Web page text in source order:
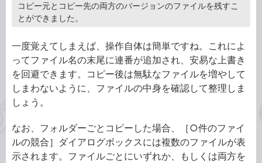
コピー元とコピー先の両方のバージョンのファイルを残すこ
とができました。
一度覚えてしまえば、操作自体は簡単ですね。これによ
ってファイル名の末尾に連番が追加され、安易な上書き
を回避できます。コピー後は無駄なファイルを増やして
しまわないように、ファイルの中身を確認して整理しま
しょう。
なお、フォルダーごとコピーした場合、［○件のファイ
ルの競合］ダイアログボックスには複数のファイルが表
示されます。ファイルごとにいずれか、もしくは両方を